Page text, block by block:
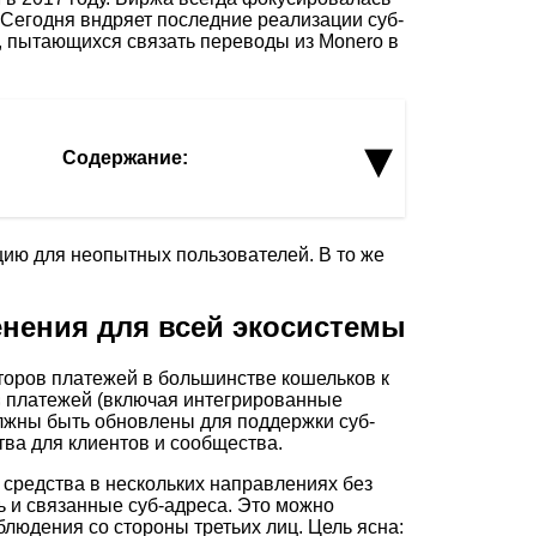
вндряет последние реализации суб-
пытающихся связать переводы из Monero в
Содержание: ▾
для неопытных пользователей. В то же
для всей экосистемы
платежей в большинстве кошельков к
(включая интегрированные
быть обновлены для поддержки суб-
для клиентов и сообщества.
в нескольких направлениях без
и связанные суб-адреса. Это можно
со стороны третьих лиц. Цель ясна: